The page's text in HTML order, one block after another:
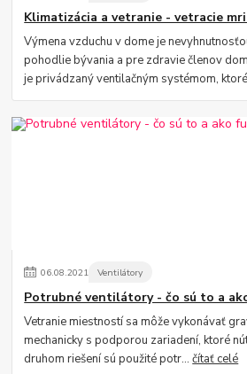
Klimatizácia a vetranie - vetracie
Výmena vzduchu v dome je
pohodlie bývania a pre zdravie členov
je privádzaný ventilačným systémom,
06.08.2021 Ventilátory
Potrubné ventilátory - čo sú to a
Vetranie miestností sa môže vykonávať
mechanicky s podporou zariadení, ktoré
druhom riešení sú použité potr...čítať celé